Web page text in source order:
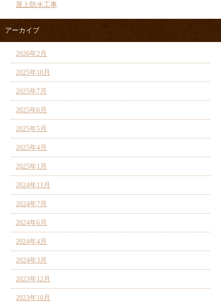
屋上防水工事
アーカイブ
2026年2月
2025年10月
2025年7月
2025年6月
2025年5月
2025年4月
2025年1月
2024年11月
2024年7月
2024年6月
2024年4月
2024年3月
2023年12月
2023年10月